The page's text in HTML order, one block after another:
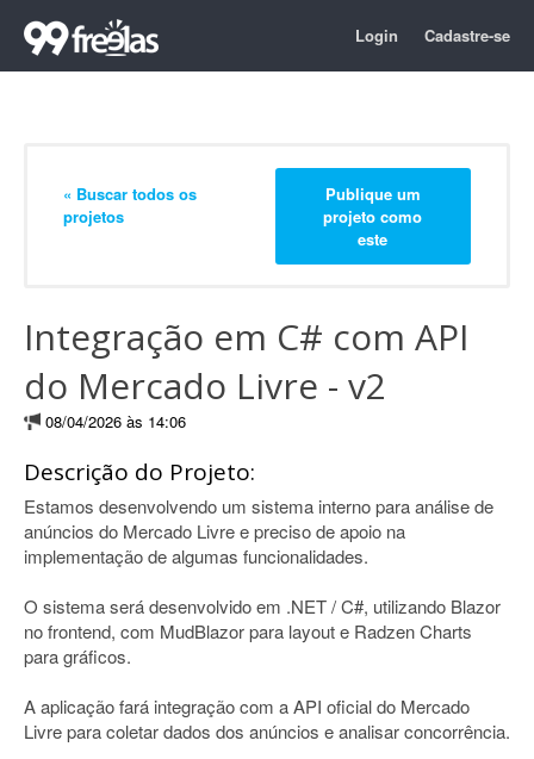
Login Cadastre-se
« Buscar todos os
projetos
Publique um
projeto como
este
Integração em C# com API
do Mercado Livre - v2
08/04/2026 às 14:06
Descrição do Projeto:
Estamos desenvolvendo um sistema interno para análise de
anúncios do Mercado Livre e preciso de apoio na
implementação de algumas funcionalidades.
O sistema será desenvolvido em .NET / C#, utilizando Blazor
no frontend, com MudBlazor para layout e Radzen Charts
para gráficos.
A aplicação fará integração com a API oficial do Mercado
Livre para coletar dados dos anúncios e analisar concorrência.